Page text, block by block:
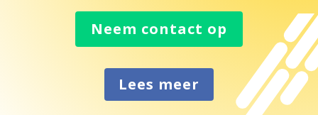
Neem contact op
Lees meer